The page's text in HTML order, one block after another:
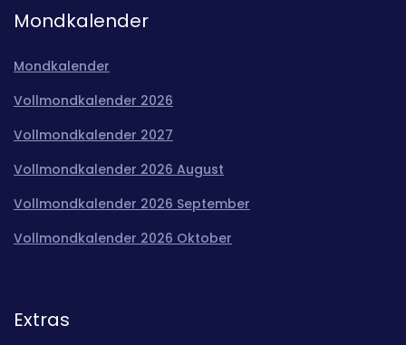
Mondkalender
Mondkalender
Vollmondkalender 2026
Vollmondkalender 2027
Vollmondkalender 2026 August
Vollmondkalender 2026 September
Vollmondkalender 2026 Oktober
Extras